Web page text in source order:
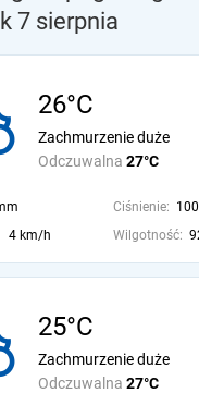
7 sierpnia
26°C
Odczuwalna 27°C
Zachmurzenie duże
Ciśnienie:
4 km/h Wilgotność:
25°C
Odczuwalna 27°C
Zachmurzenie duże